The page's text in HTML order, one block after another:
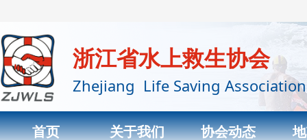
首页 关于我们 协会动态
浙江省水上救生协会
Zhejiang Life Saving Association